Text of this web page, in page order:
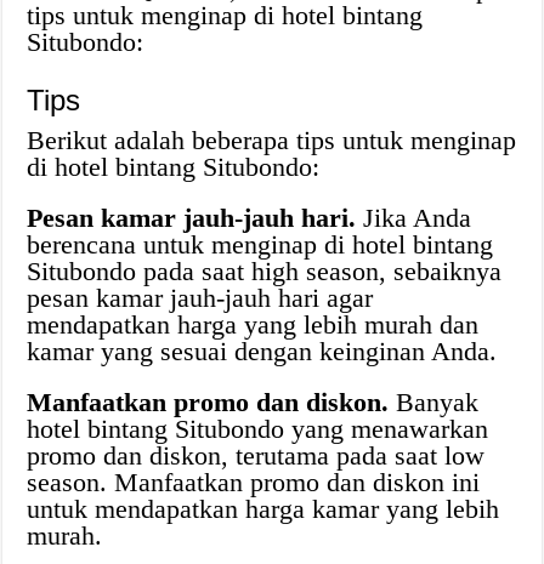
tips untuk menginap di hotel bintang
Situbondo:
Tips
Berikut adalah beberapa tips untuk menginap
di hotel bintang Situbondo:
Pesan kamar jauh-jauh hari. Jika Anda
berencana untuk menginap di hotel bintang
Situbondo pada saat high season, sebaiknya
pesan kamar jauh-jauh hari agar
mendapatkan harga yang lebih murah dan
kamar yang sesuai dengan keinginan Anda.
Manfaatkan promo dan diskon. Banyak
hotel bintang Situbondo yang menawarkan
promo dan diskon, terutama pada saat low
season. Manfaatkan promo dan diskon ini
untuk mendapatkan harga kamar yang lebih
murah.